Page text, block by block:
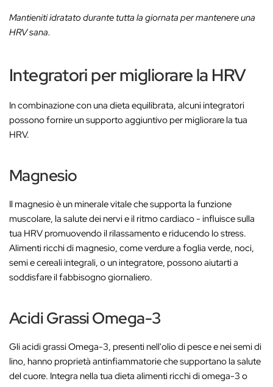
Mantieniti idratato durante tutta la giornata per mantenere una
HRV sana.
Integratori per migliorare la HRV
In combinazione con una dieta equilibrata, alcuni integratori
possono fornire un supporto aggiuntivo per migliorare la tua
HRV.
Magnesio
Il magnesio è un minerale vitale che supporta la funzione
muscolare, la salute dei nervi e il ritmo cardiaco - influisce sulla
tua HRV promuovendo il rilassamento e riducendo lo stress.
Alimenti ricchi di magnesio, come verdure a foglia verde, noci,
semi e cereali integrali, o un integratore, possono aiutarti a
soddisfare il fabbisogno giornaliero.
Acidi Grassi Omega-3
Gli acidi grassi Omega-3, presenti nell'olio di pesce e nei semi di
lino, hanno proprietà antinfiammatorie che supportano la salute
del cuore. Integra nella tua dieta alimenti ricchi di omega-3 o